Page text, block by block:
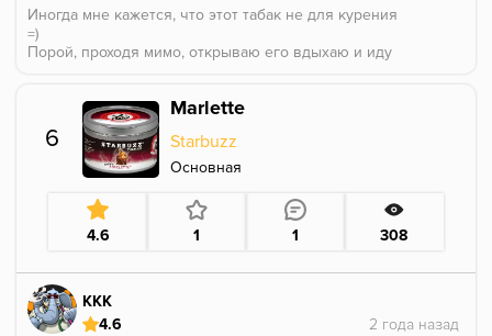
Иногда мне кажется, что этот табак не для курения
=)
Порой, проходя мимо, открываю его вдыхаю и иду
равно вкус очень нравится (хотя в целом старбаззом
не увлекаюсь).
6
Marlette
Starbuzz
Основная
4.6 1 1 308
KKK
4.6